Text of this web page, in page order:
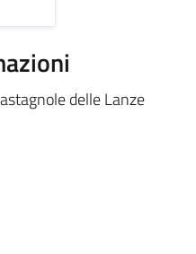
delle Lanze